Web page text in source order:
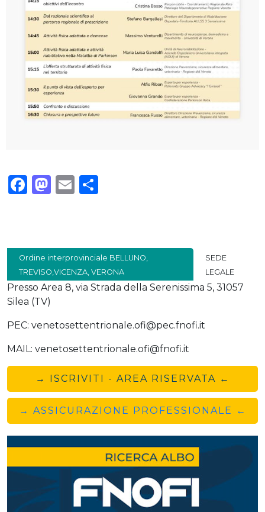
Facebook
Mastodon
Email
Ordine interprovinciale BELLUNO,
TREVISO,VICENZA, VERONA
SEDE
LEGALE
Presso Area 8, via Strada della Serenissima 5, 31057
Silea (TV)
PEC: venetosettentrionale.ofi@pec.fnofi.it
MAIL: venetosettentrionale.ofi@fnofi.it
→ ISCRIVITI - AREA RISERVATA ←
→ ASSICURAZIONE PROFESSIONALE ←